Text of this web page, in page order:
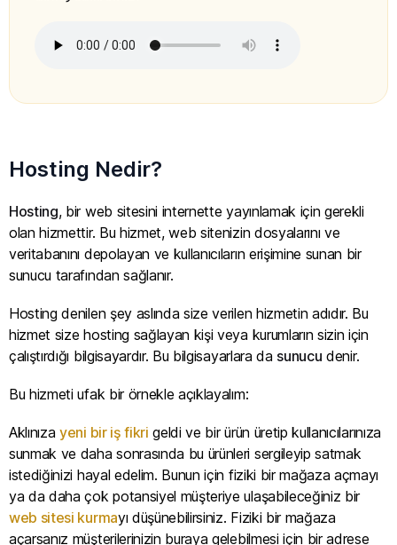
Hosting Nedir?
Hosting, bir web sitesini internette yayınlamak için gerekli
olan hizmettir. Bu hizmet, web sitenizin dosyalarını ve
veritabanını depolayan ve kullanıcıların erişimine sunan bir
sunucu tarafından sağlanır.
Hosting denilen şey aslında size verilen hizmetin adıdır. Bu
hizmet size hosting sağlayan kişi veya kurumların sizin için
çalıştırdığı bilgisayardır. Bu bilgisayarlara da sunucu denir.
Bu hizmeti ufak bir örnekle açıklayalım:
Aklınızayeni bir iş fikri geldi ve bir ürün üretip kullanıcılarınıza
sunmak ve daha sonrasında bu ürünleri sergileyip satmak
istediğinizi hayal edelim. Bunun için fiziki bir mağaza açmayı
ya da daha çok potansiyel müşteriye ulaşabileceğiniz bir
web sitesi kurmayı düşünebilirsiniz. Fiziki bir mağaza
açarsanız müşterilerinizin buraya gelebilmesi için bir adrese